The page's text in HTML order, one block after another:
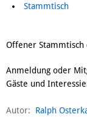
Stammtisch
Offener Stammtisch
Anmeldung oder
Gäste und
Autor: Ralph